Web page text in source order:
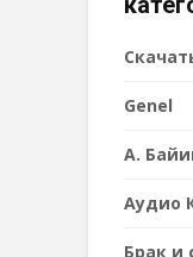
Genel
А.
Аудио
Брак и